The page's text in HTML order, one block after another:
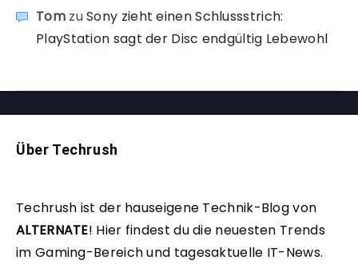
TomzuSony zieht einen Schlussstrich:
PlayStation sagt der Disc endgültig Lebewohl
Über Techrush
Techrush ist der hauseigene Technik-Blog von
ALTERNATE! Hier findest du die neuesten Trends
im Gaming-Bereich und tagesaktuelle IT-News.